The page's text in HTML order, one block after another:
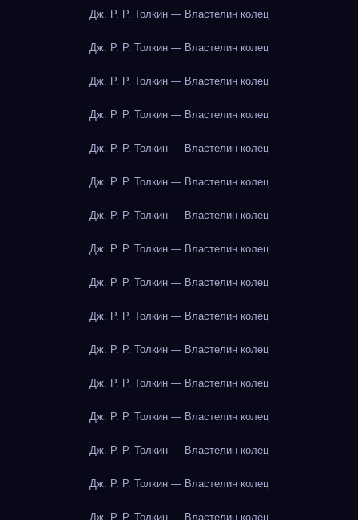
Дж. Р. Р. Толкин — Властелин колец
Дж. Р. Р. Толкин — Властелин колец
Дж. Р. Р. Толкин — Властелин колец
Дж. Р. Р. Толкин — Властелин колец
Дж. Р. Р. Толкин — Властелин колец
Дж. Р. Р. Толкин — Властелин колец
Дж. Р. Р. Толкин — Властелин колец
Дж. Р. Р. Толкин — Властелин колец
Дж. Р. Р. Толкин — Властелин колец
Дж. Р. Р. Толкин — Властелин колец
Дж. Р. Р. Толкин — Властелин колец
Дж. Р. Р. Толкин — Властелин колец
Дж. Р. Р. Толкин — Властелин колец
Дж. Р. Р. Толкин — Властелин колец
Дж. Р. Р. Толкин — Властелин колец
Дж. Р. Р. Толкин — Властелин колец